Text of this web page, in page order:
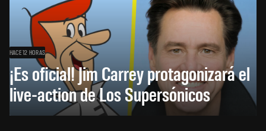
HACE 12 HORAS
¡Es oficial! Jim Carrey protagonizará el
live-action de Los Supersónicos